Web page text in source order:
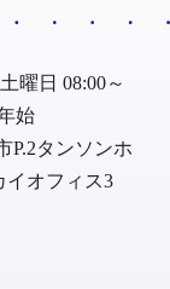
曜日 08:00～
始
P.2タンソンホ
イオフィス3